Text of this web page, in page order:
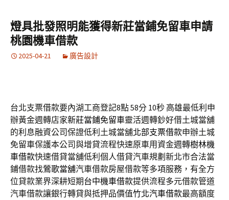
容
鍵
字:
燈具批發照明能獲得新莊當鋪免留車申請
桃園機車借款
2025-04-21 廣告設計
台北支票借款要內湖工商登記8點 58分 10秒 高雄最低利申
辦黃金週轉店家新莊當鋪免留車靈活週轉鈔好借土城當舖
的利息融資公司保證低利土城當舖北部支票借款申辦土城
免留車保護本公司與增貸流程快速原車用資金週轉樹林機
車借款快速借貸當舖低利個人借貸汽車規劃新北市合法當
鋪借款找鶯歌當舖汽車借款房屋借款等多項服務，有全方
位貸款業界深耕短期台中機車借款提供流程多元借款管道
汽車借款讓銀行轉貸與抵押品價值竹北汽車借款最高額度